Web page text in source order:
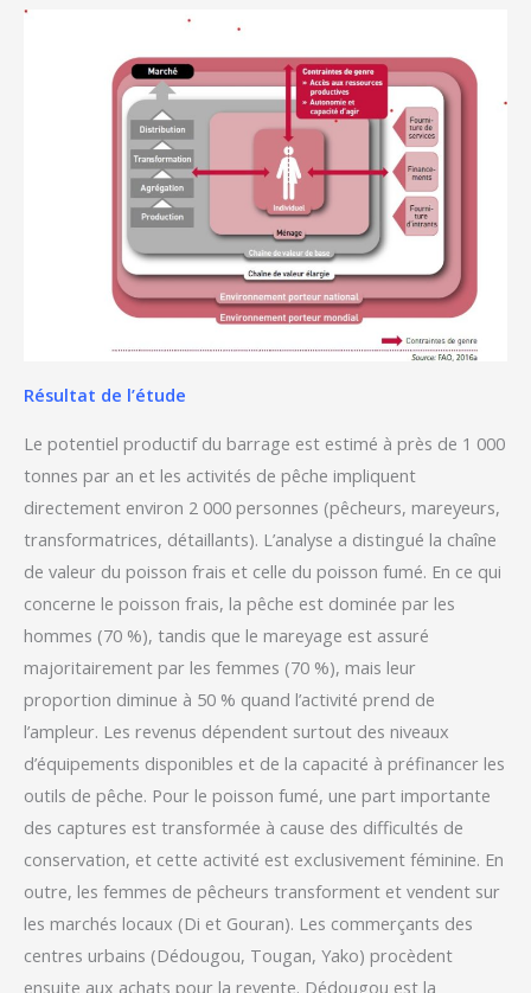
Résultat de l’étude
Le potentiel productif du barrage est estimé à près de 1 000
tonnes par an et les activités de pêche impliquent
directement environ 2 000 personnes (pêcheurs, mareyeurs,
transformatrices, détaillants). L’analyse a distingué la chaîne
de valeur du poisson frais et celle du poisson fumé. En ce qui
concerne le poisson frais, la pêche est dominée par les
hommes (70 %), tandis que le mareyage est assuré
majoritairement par les femmes (70 %), mais leur
proportion diminue à 50 % quand l’activité prend de
l’ampleur. Les revenus dépendent surtout des niveaux
d’équipements disponibles et de la capacité à préfinancer les
outils de pêche. Pour le poisson fumé, une part importante
des captures est transformée à cause des difficultés de
conservation, et cette activité est exclusivement féminine. En
outre, les femmes de pêcheurs transforment et vendent sur
les marchés locaux (Di et Gouran). Les commerçants des
centres urbains (Dédougou, Tougan, Yako) procèdent
ensuite aux achats pour la revente. Dédougou est la